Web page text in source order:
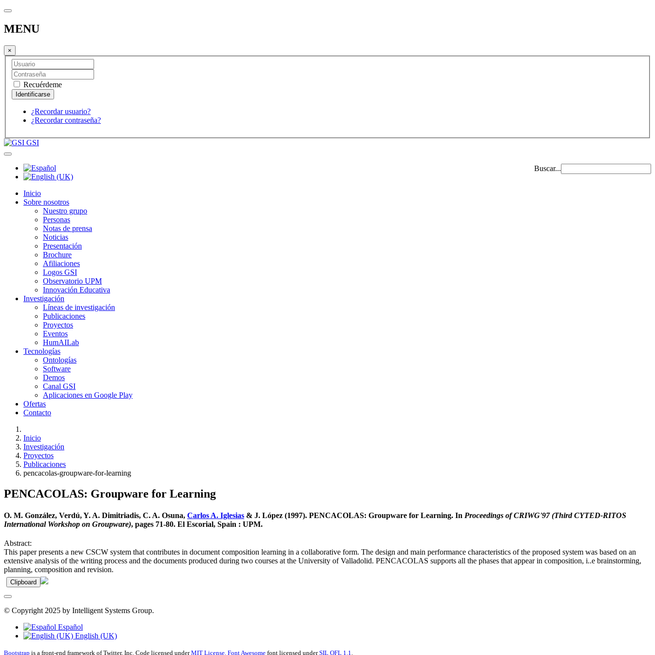
MENU
×
Recuérdeme
¿Recordar usuario?
¿Recordar contraseña?
GSI
Buscar...
Inicio
Sobre nosotros
Nuestro grupo
Personas
Notas de prensa
Noticias
Presentación
Brochure
Afiliaciones
Logos GSI
Observatorio UPM
Innovación Educativa
Investigación
Líneas de investigación
Publicaciones
Proyectos
Eventos
HumAILab
Tecnologías
Ontologías
Software
Demos
Canal GSI
Aplicaciones en Google Play
Ofertas
Contacto
Inicio
Investigación
Proyectos
Publicaciones
pencacolas-groupware-for-learning
PENCACOLAS: Groupware for Learning
O. M. González, Verdú, Y. A. Dimitriadis, C. A. Osuna, Carlos A. Iglesias & J. López (1997). PENCACOLAS: Groupware for Learning. In Proceedings of CRIWG'97 (Third CYTED-RITOS
International Workshop on Groupware), pages 71-80. El Escorial, Spain : UPM.
Abstract:
This paper presents a new CSCW system that contributes in document composition learning in a collaborative form. The design and main performance characteristics of the proposed system was based on an
extensive analysis of the writing process and the documents produced during two courses at the University of Valladolid. PENCACOLAS supports all the phases that appear in composition, i..e brainstorming,
planning, composition and revision.
Clipboard
© Copyright 2025 by Intelligent Systems Group.
Español
English (UK)
Bootstrap is a front-end framework of Twitter, Inc. Code licensed underMIT License. Font Awesome font licensed underSIL OFL 1.1